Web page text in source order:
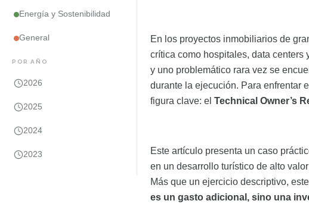
Energía y Sostenibilidad
General
POR AÑO
2026
2025
2024
2023
En los proyectos inmobiliarios de
crítica como hospitales, data centers
y uno problemático rara vez se
durante la ejecución. Para enfrentar
figura clave: el Technical Owner’s
Este artículo presenta un caso
en un desarrollo turístico de alto
Más que un ejercicio descriptivo,
es un gasto adicional, sino una